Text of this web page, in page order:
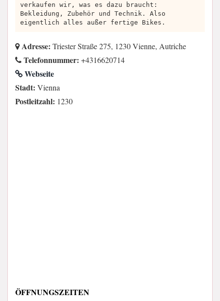
verkaufen wir, was es dazu braucht:
Bekleidung, Zubehör und Technik. Also
eigentlich alles außer fertige Bikes.
Adresse: Triester Straße 275, 1230 Vienne, Autriche
Telefonnummer: +4316620714
Webseite
Stadt: Vienna
Postleitzahl: 1230
ÖFFNUNGSZEITEN